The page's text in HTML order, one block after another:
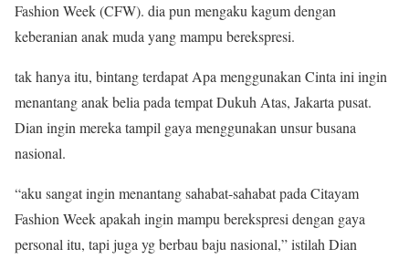
Fashion Week (CFW). dia pun mengaku kagum dengan
keberanian anak muda yang mampu berekspresi.
tak hanya itu, bintang terdapat Apa menggunakan Cinta ini ingin
menantang anak belia pada tempat Dukuh Atas, Jakarta pusat.
Dian ingin mereka tampil gaya menggunakan unsur busana
nasional.
“aku sangat ingin menantang sahabat-sahabat pada Citayam
Fashion Week apakah ingin mampu berekspresi dengan gaya
personal itu, tapi juga yg berbau baju nasional,” istilah Dian